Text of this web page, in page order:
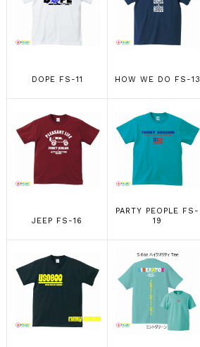
DOPE FS-11 HOW WE DO FS-13
JEEP FS-16
PARTY PEOPLE FS-
19